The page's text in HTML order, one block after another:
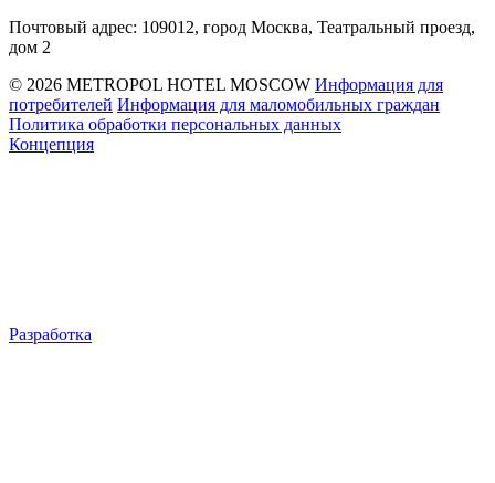
Почтовый адрес: 109012, город Москва, Театральный проезд,
дом 2
© 2026 METROPOL HOTEL MOSCOW Информация для
потребителей Информация для маломобильных граждан
Политика обработки персональных данных
Концепция
Разработка